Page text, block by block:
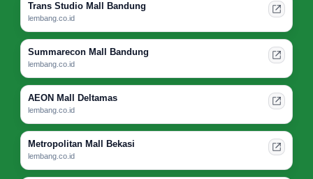
Trans Studio Mall Bandung
lembang.co.id
Summarecon Mall Bandung
lembang.co.id
AEON Mall Deltamas
lembang.co.id
Metropolitan Mall Bekasi
lembang.co.id